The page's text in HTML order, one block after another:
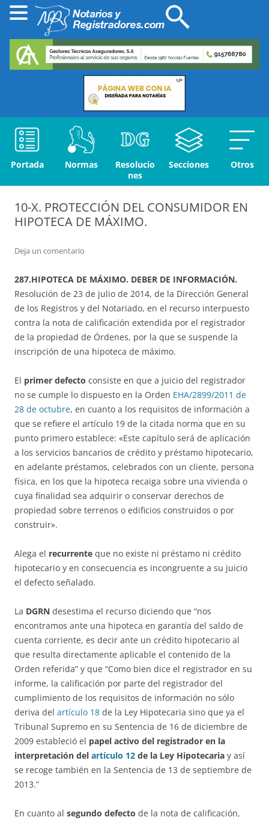
Portada Normas
Resolucio
nes
Secciones Otros
10-X. PROTECCIÓN DEL CONSUMIDOR EN
HIPOTECA DE MÁXIMO.
Deja un comentario
287.HIPOTECA DE MÁXIMO. DEBER DE INFORMACIÓN.
Resolución de 23 de julio de 2014, de la Dirección General
de los Registros y del Notariado, en el recurso interpuesto
contra la nota de calificación extendida por el registrador
de la propiedad de Órdenes, por la que se suspende la
inscripción de una hipoteca de máximo.
El primer defecto consiste en que a juicio del registrador
no se cumple lo dispuesto en la Orden EHA/2899/2011 de
28 de octubre, en cuanto a los requisitos de información a
que se refiere el artículo 19 de la citada norma que en su
punto primero establece: «Este capítulo será de aplicación
a los servicios bancarios de crédito y préstamo hipotecario,
en adelante préstamos, celebrados con un cliente, persona
física, en los que la hipoteca recaiga sobre una vivienda o
cuya finalidad sea adquirir o conservar derechos de
propiedad sobre terrenos o edificios construidos o por
construir».
Alega el recurrente que no existe ni préstamo ni crédito
hipotecario y en consecuencia es incongruente a su juicio
el defecto señalado.
La DGRN desestima el recurso diciendo que “nos
encontramos ante una hipoteca en garantía del saldo de
cuenta corriente, es decir ante un crédito hipotecario al
que resulta directamente aplicable el contenido de la
Orden referida” y que “Como bien dice el registrador en su
informe, la calificación por parte del registrador del
cumplimiento de los requisitos de información no sólo
deriva del artículo 18 de la Ley Hipotecaria sino que ya el
Tribunal Supremo en su Sentencia de 16 de diciembre de
2009 estableció el papel activo del registrador en la
interpretación del artículo 12 de la Ley Hipotecaria y así
se recoge también en la Sentencia de 13 de septiembre de
2013.”
En cuanto al segundo defecto de la nota de calificación,